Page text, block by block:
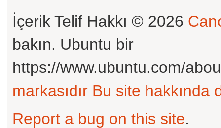
İçerik Telif Hakkı © 2026
bakın. Ubuntu bir
https://www.ubuntu.com/
markasıdır Bu site hakkında
Report a bug on this site.